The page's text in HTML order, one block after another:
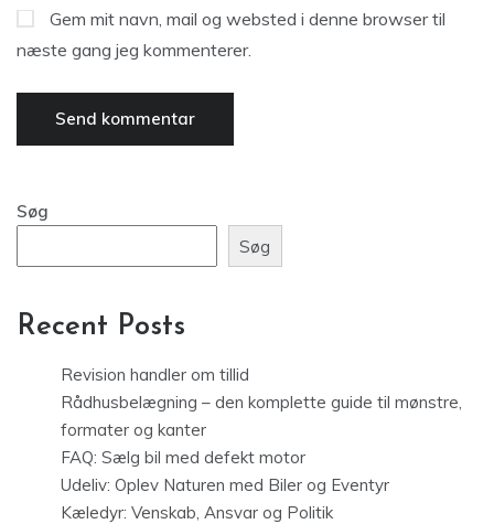
Gem mit navn, mail og websted i denne browser til
næste gang jeg kommenterer.
Søg
Søg
Recent Posts
Revision handler om tillid
Rådhusbelægning – den komplette guide til mønstre,
formater og kanter
FAQ: Sælg bil med defekt motor
Udeliv: Oplev Naturen med Biler og Eventyr
Kæledyr: Venskab, Ansvar og Politik